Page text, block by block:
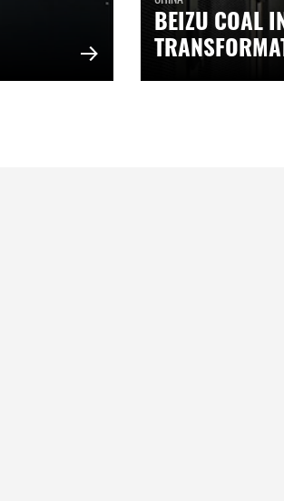
BEIZU COAL